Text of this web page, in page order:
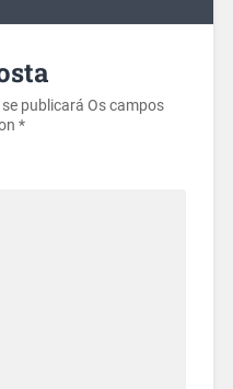
publicará Os campos
*